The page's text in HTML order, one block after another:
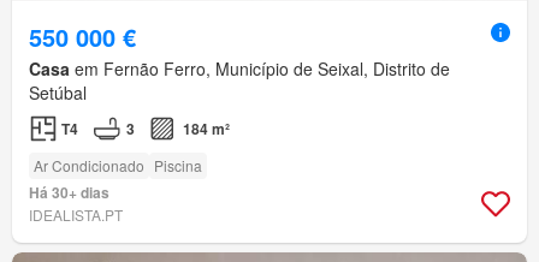
550 000 €
Casa em Fernão Ferro, Município de Seixal, Distrito de
Setúbal
T4 3 184 m²
Ar Condicionado Piscina
Há 30+ dias
IDEALISTA.PT